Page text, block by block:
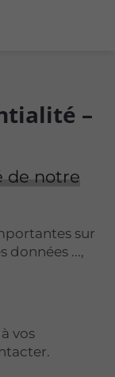
–
de notre
sur
données ...,
vos